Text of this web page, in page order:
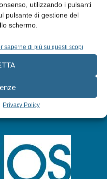
utilizzando i pulsanti
pulsante di gestione del
schermo.
saperne di più su questi scopi
Privacy Policy